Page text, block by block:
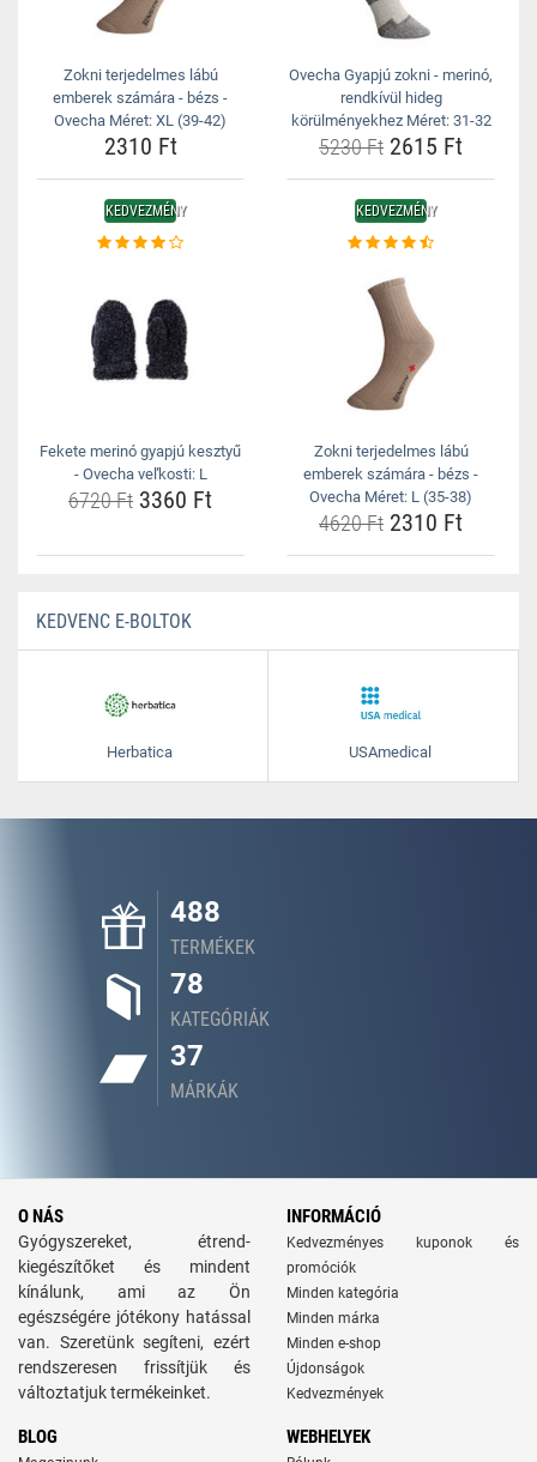
Zokni terjedelmes lábú
emberek számára - bézs -
Ovecha Méret: XL (39-42)
2310 Ft
Ovecha Gyapjú zokni - merinó,
rendkívül hideg
körülményekhez Méret: 31-32
5230 Ft 2615 Ft
KEDVEZMÉNY
Fekete merinó gyapjú kesztyű
- Ovecha veľkosti: L
6720 Ft 3360 Ft
KEDVEZMÉNY
Zokni terjedelmes lábú
emberek számára - bézs -
Ovecha Méret: L (35-38)
4620 Ft 2310 Ft
KEDVENC E-BOLTOK
Herbatica USAmedical
488
TERMÉKEK
78
KATEGÓRIÁK
37
MÁRKÁK
O NÁS
Gyógyszereket, étrend-
kiegészítőket és mindent
kínálunk, ami az Ön
egészségére jótékony hatással
van. Szeretünk segíteni, ezért
rendszeresen frissítjük és
változtatjuk termékeinket.
INFORMÁCIÓ
Kedvezményes kuponok és
promóciók
Minden kategória
Minden márka
Minden e-shop
Újdonságok
Kedvezmények
BLOG WEBHELYEK